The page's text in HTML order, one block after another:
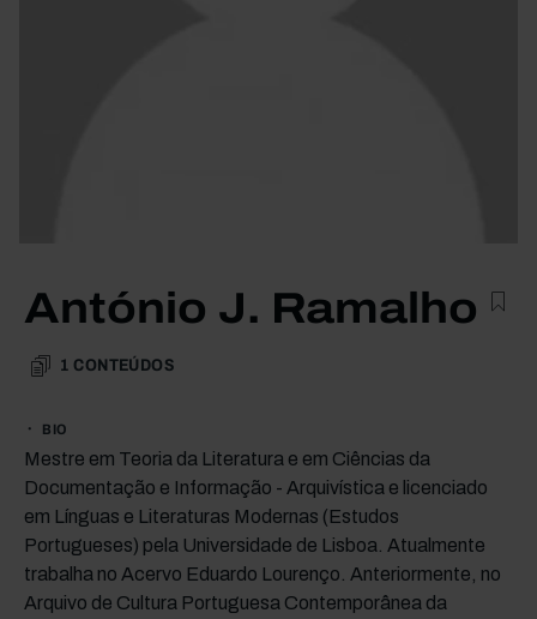
António J. Ramalho
1 CONTEÚDOS
BIO
Mestre em Teoria da Literatura e em Ciências da
Documentação e Informação - Arquivística e licenciado
em Línguas e Literaturas Modernas (Estudos
Portugueses) pela Universidade de Lisboa. Atualmente
trabalha no Acervo Eduardo Lourenço. Anteriormente, no
Arquivo de Cultura Portuguesa Contemporânea da